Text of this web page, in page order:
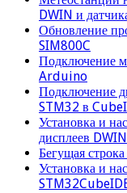
DWIN и
Обновление
SIM800C
Подключение
Arduino
Подключение
STM32 в
Установка и
дисплеев DWIN
Бегущая
Установка и